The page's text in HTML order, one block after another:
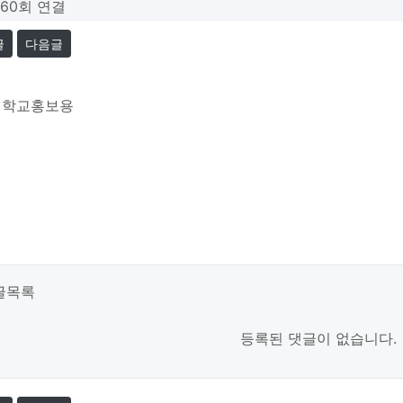
회 연결
다음글
교홍보용
목록
등록된 댓글이 없습니다.